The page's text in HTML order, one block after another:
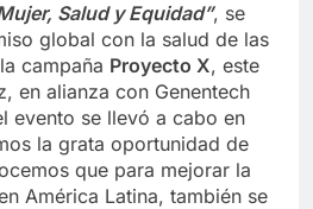
Salud y Equidad”, se
global con la salud de las
campaña Proyecto X, este
en alianza con Genentech
evento se llevó a cabo en
la grata oportunidad de
que para mejorar la
América Latina, también se